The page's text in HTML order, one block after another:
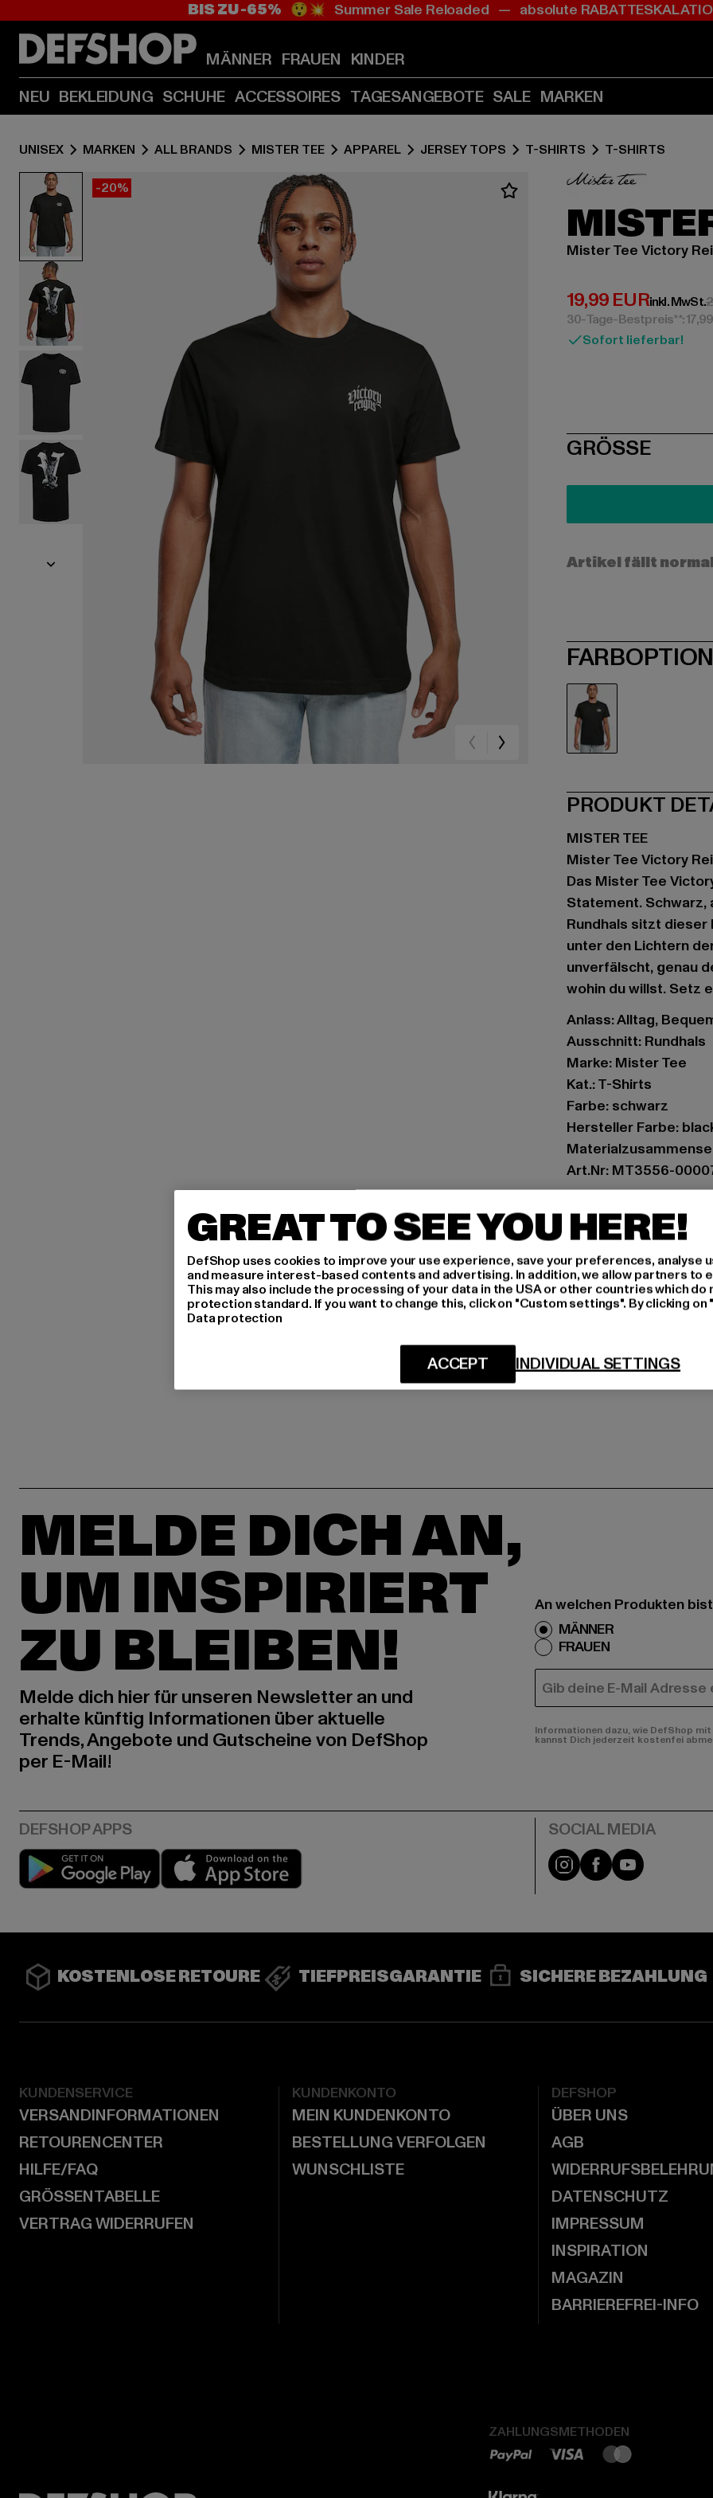
Zum
(Enter
drücken)
Zum
(Enter
drücken)
BIS ZU -65% 😲💥 Summer Sale Reloaded — absolute
MÄNNER FRAUEN KINDER
NEU BEKLEIDUNG SCHUHE ACCESSOIRES TAGESANGEBOTE SALE MARKEN
UNISEX MARKEN ALL BRANDS MISTER TEE APPAREL JERSEY TOPS T-SHIRTS T-SHIRTS
-20%
Mister Tee Victory
19,99 EUR
Derzeitiger Preis:
inkl. MwSt.
30-Tage-Bestpreis**: 17,99
Sofort lieferbar!
SIZE
GRÖSSE
Artikel fällt
PRODUKT
MISTER TEE
Mister Tee Victory
Das Mister Tee
Statement. Schwarz,
Rundhals sitzt dieser
unter den Lichtern
unverfälscht, genau
wohin du willst. Setz
Anlass: Alltag,
Ausschnitt: Rundhals
Marke: Mister Tee
Kat.: T-Shirts
Farbe: schwarz
Hersteller Farbe:
Art.Nr: MT3556-
Hersteller: TB
Dr.-Robert-Murjahn-
GRÖSSE
LIEFERUNG &
MELDE DICH AN,
UM INSPIRIERT
ZU BLEIBEN!
Melde dich hier für unseren Newsletter an und
erhalte künftig Informationen über aktuelle
Trends, Angebote und Gutscheine von DefShop
per E-Mail!
An welchen Produkten
MÄNNER
FRAUEN
E-MAIL
Informationen dazu, wie DefShop
kannst Dich jederzeit kostenfei
Play market Instagram
FacebookYouTube
KOSTENLOSE RETOURE TIEFPREISGARANTIE SICHERE BEZAHLUNG
KUNDENSERVICE
VERSANDINFORMATIONEN
RETOURENCENTER
HILFE/FAQ
GRÖSSENTABELLE
VERTRAG WIDERRUFEN
KUNDENKONTO
MEIN KUNDENKONTO
BESTELLUNG VERFOLGEN
WUNSCHLISTE
DEFSHOP
ÜBER UNS
AGB
DATENSCHUTZ
IMPRESSUM
INSPIRATION
MAGAZIN
BARRIEREFREI-INFO
ZAHLUNGSMETHODEN
GREAT TO SEE YOU HERE!
DefShop uses cookies to improve your use experience, save your preferences, analyse
and measure interest-based contents and advertising. In addition, we allow partners to
This may also include the processing of your data in the USA or other countries which do
protection standard. If you want to change this, click on "Custom settings". By clicking
Data protection
INDIVIDUAL SETTINGS
ACCEPT